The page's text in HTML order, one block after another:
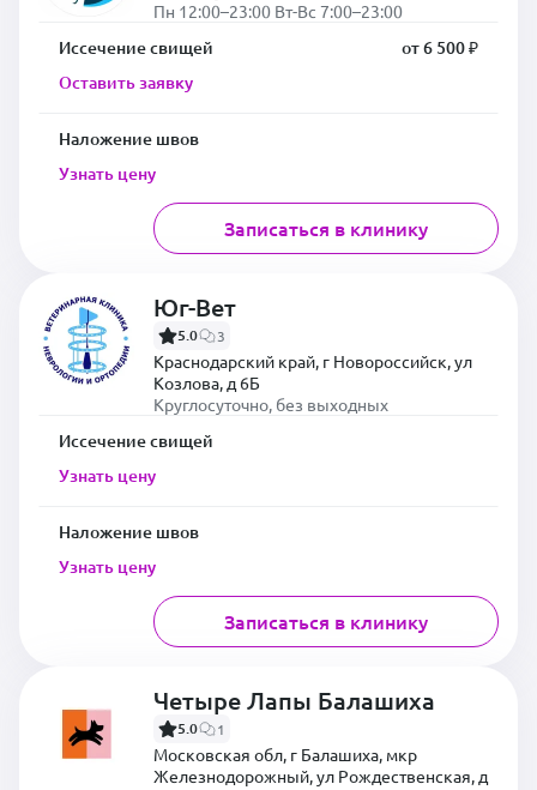
Пн 12:00–23:00 Вт-Вс 7:00–23:00
Иссечение свищей
от 6 500 ₽
Оставить заявку
Наложение швов
Узнать цену
Записаться в клинику
Юг-Вет
5.0 3
Краснодарский край, г Новороссийск, ул
Козлова, д 6Б
Круглосуточно, без выходных
Иссечение свищей
Узнать цену
Наложение швов
Узнать цену
Записаться в клинику
Четыре Лапы Балашиха
5.0 1
Московская обл, г Балашиха, мкр
Железнодорожный, ул Рождественская, д